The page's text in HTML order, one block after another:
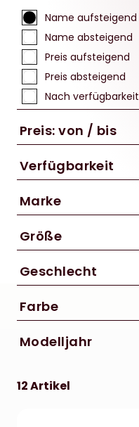
Name aufsteigend
Name absteigend
Preis aufsteigend
Preis absteigend
Nach verfügbarkeit
Preis: von / bis
Verfügbarkeit
Marke
CUBE
FOX
Größe
XS
S
M
L
Geschlecht
Herren
Farbe
Modelljahr
2023
12 Artikel